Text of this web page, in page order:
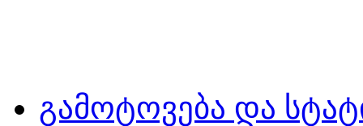
გამოტოვება და